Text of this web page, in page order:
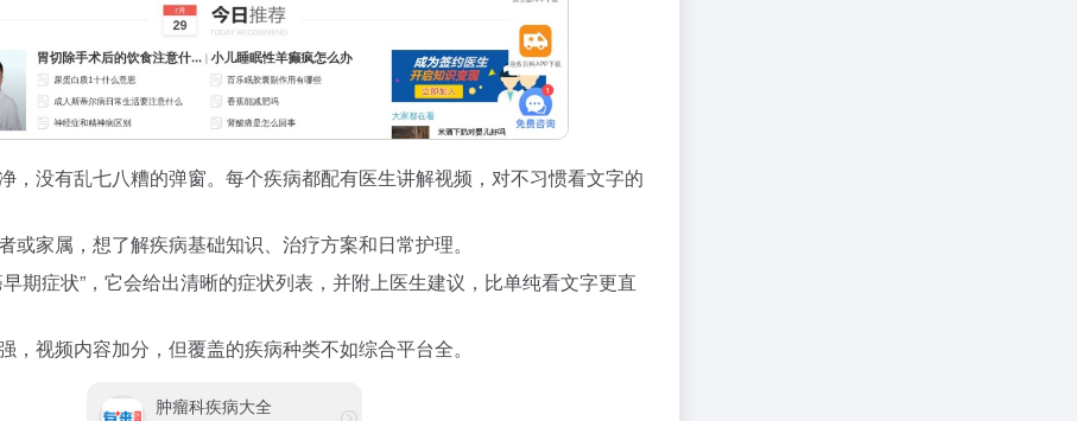
，没有乱七八糟的弹窗。每个疾病都配有医生讲解视频，对不习惯看文字的
或家属，想了解疾病基础知识、治疗方案和日常护理。
早期症状”，它会给出清晰的症状列表，并附上医生建议，比单纯看文字更直
，视频内容加分，但覆盖的疾病种类不如综合平台全。
肿瘤科疾病大全